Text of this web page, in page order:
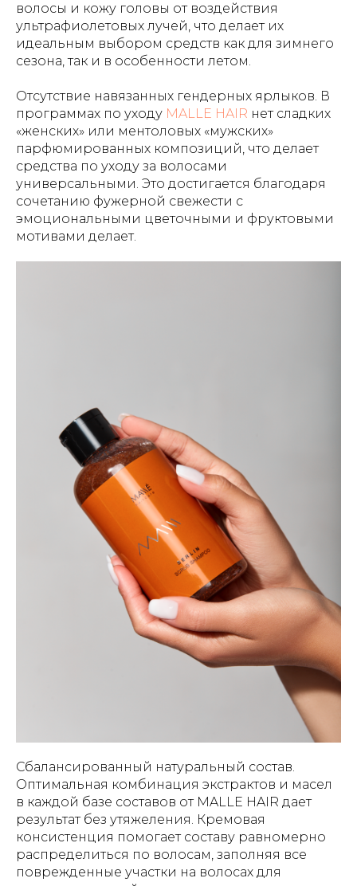
волосы и кожу головы от воздействия
ультрафиолетовых лучей, что делает их
идеальным выбором средств как для зимнего
сезона, так и в особенности летом.
Отсутствие навязанных гендерных ярлыков. В
программах по уходу MALLE HAIR нет сладких
«женских» или ментоловых «мужских»
парфюмированных композиций, что делает
средства по уходу за волосами
универсальными. Это достигается благодаря
сочетанию фужерной свежести с
эмоциональными цветочными и фруктовыми
мотивами делает.
Сбалансированный натуральный состав.
Оптимальная комбинация экстрактов и масел
в каждой базе составов от MALLE HAIR дает
результат без утяжеления. Кремовая
консистенция помогает составу равномерно
распределиться по волосам, заполняя все
поврежденные участки на волосах для